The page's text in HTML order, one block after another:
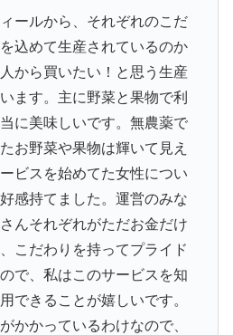
ールから、それぞれのこだ
込めて生産されているのか
から買いたい！と思う生産
ます。主に野菜と果物で利
に美味しいです。無農薬で
お野菜や果物は輝いて見え
ビスを始めてた女性につい
感持てました。運営のみな
んそれぞれがただお金だけ
こだわりを持ってプライド
で、私はこのサービスを知
できることが嬉しいです。
かかっているわけなので、